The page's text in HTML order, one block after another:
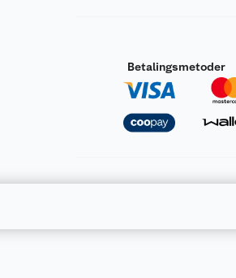
Betalingsmetoder